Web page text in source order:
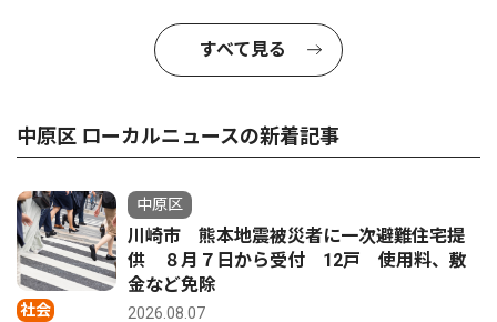
すべて見る
中原区 ローカルニュースの新着記事
社会
中原区
川崎市 熊本地震被災者に一次避難住宅提
供 ８月７日から受付 12戸 使用料、敷
金など免除
2026.08.07